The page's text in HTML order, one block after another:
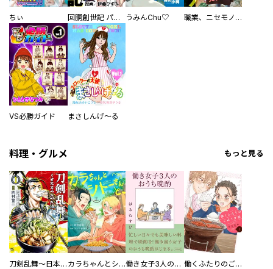
ちぃ 回胴創世記 パチスロを創った男達 うみんChu♡ 職業、ニセモノ～あなたに偽は見抜けない【電子単行本版】
VS必勝ガイド まさしんげ～る
料理・グルメ もっと見る
刀剣乱舞～日本号つれづれ酒～ カラちゃんとシトーさんと、 【分冊版】 働き女子3人のおうち晩酌 働くふたりのごほうび飯